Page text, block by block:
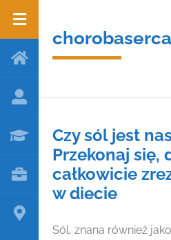
chorobaserca
Czy sól jest
Przekonaj się,
całkowicie
w diecie
Sól, znana również